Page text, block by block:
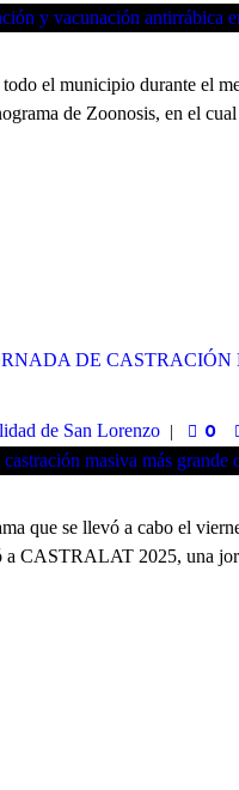
el municipio durante el
de Zoonosis, en el
DE
de San Lorenzo 0
que se llevó a cabo el
CASTRALAT 2025, una